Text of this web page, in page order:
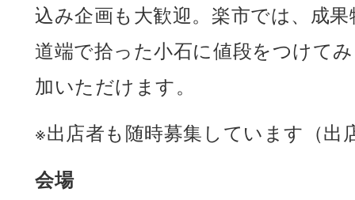
込み企画も大歓迎。楽市では、成
道端で拾った小石に値段をつけて
加いただけます。
※出店者も随時募集しています（出
会場